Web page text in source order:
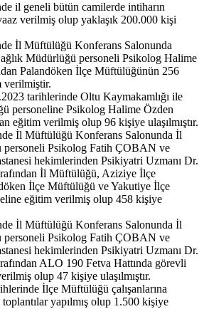
il geneli bütün camilerde intiharın
verilmiş olup yaklaşık 200.000 kişi
İl Müftülüğü Konferans Salonunda
Müdürlüğü personeli Psikolog Halime
Palandöken İlçe Müftülüğünün 256
verilmiştir.
tarihlerinde Oltu Kaymakamlığı ile
personeline Psikolog Halime Özden
eğitim verilmiş olup 96 kişiye ulaşılmıştır.
İl Müftülüğü Konferans Salonunda İl
personeli Psikolog Fatih ÇOBAN ve
hekimlerinden Psikiyatri Uzmanı Dr.
İl Müftülüğü, Aziziye İlçe
İlçe Müftülüğü ve Yakutiye İlçe
eğitim verilmiş olup 458 kişiye
İl Müftülüğü Konferans Salonunda İl
personeli Psikolog Fatih ÇOBAN ve
hekimlerinden Psikiyatri Uzmanı Dr.
ALO 190 Fetva Hattında görevli
olup 47 kişiye ulaşılmıştır.
İlçe Müftülüğü çalışanlarına
yapılmış olup 1.500 kişiye